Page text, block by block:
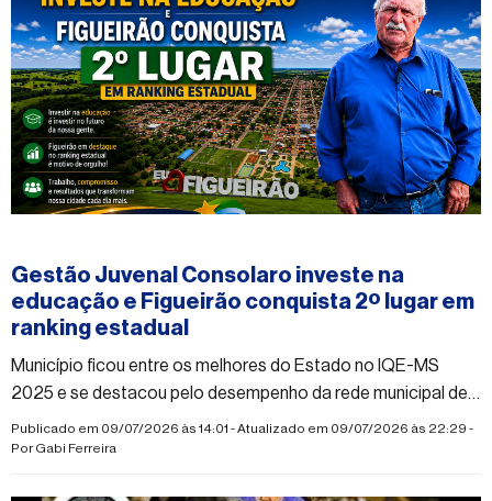
Gestão Juvenal Consolaro investe na
educação e Figueirão conquista 2º lugar em
ranking estadual
Município ficou entre os melhores do Estado no IQE-MS
2025 e se destacou pelo desempenho da rede municipal de
ensino
Publicado em 09/07/2026 às 14:01 - Atualizado em 09/07/2026 às 22:29 -
PorGabi Ferreira